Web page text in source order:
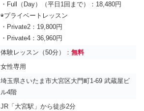
・Full（Day）（平日1回まで）：18,480円
◉プライベートレッスン
・Private2：19,800円
・Private4：36,960円
体験レッスン（50分）： 無料
女性専用
埼玉県さいたま市大宮区大門町1-69 武蔵屋ビ
ル4階
JR「大宮駅」から徒歩2分